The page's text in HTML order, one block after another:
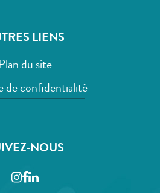
LIENS
Plan du site
de confidentialité
NOUS
Instagram
Facebook
LinkedIn